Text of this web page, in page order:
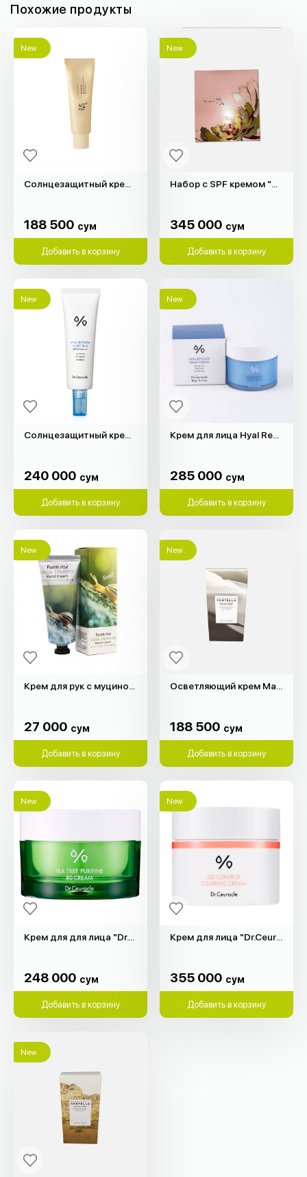
Похожие продукты
New
Солнцезащитный крем Relief Sun "Beauty of Joseon" (50мл)
188 500 сум
Добавить в корзину
New
345 000 сум
Добавить в корзину
New
Солнцезащитный крем Hyal Reyouth "Dr.Ceuracle" (50мл)
240 000 сум
Добавить в корзину
New
285 000 сум
Добавить в корзину
New
27 000 сум
Добавить в корзину
New
188 500 сум
Добавить в корзину
New
Крем для для лица "Dr.Ceuracle" (50гр)
248 000 сум
Добавить в корзину
New
Крем для лица "Dr.Ceuracle" (50гр)
355 000 сум
Добавить в корзину
New